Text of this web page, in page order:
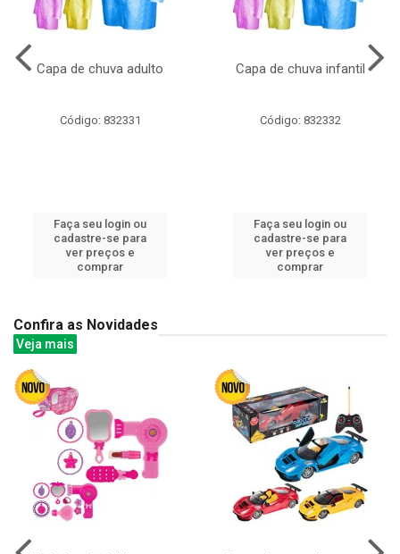
Capa de chuva adulto
Código: 832331
Faça seu login ou
cadastre-se para
ver preços e
comprar
Capa de chuva infantil
Código: 832332
Faça seu login ou
cadastre-se para
ver preços e
comprar
Confira as Novidades
Veja mais